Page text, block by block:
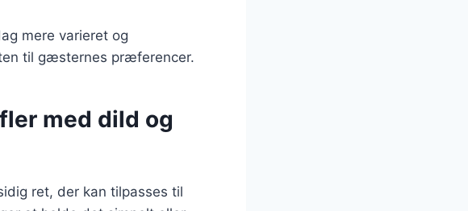
mere varieret og
til gæsternes præferencer.
med dild og
ret, der kan tilpasses til